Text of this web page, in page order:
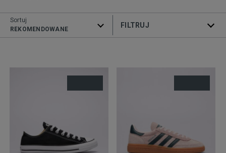
ROZWIŃ FILTRY
Sortuj
REKOMENDOWANE